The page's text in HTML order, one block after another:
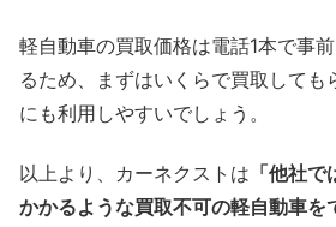
軽自動車の買取価格は電話1本で事
るため、まずはいくらで買取しても
にも利用しやすいでしょう。
以上より、カーネクストは 「他社
かかるような買取不可の軽自動車を